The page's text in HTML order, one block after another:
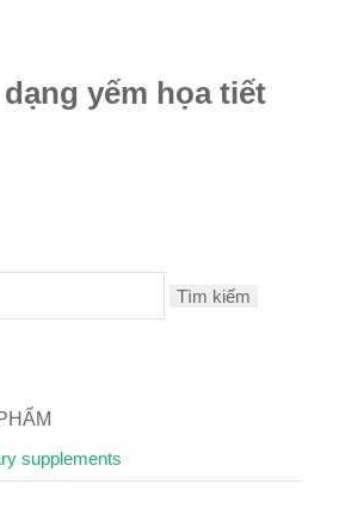
yếm họa tiết
Tìm kiếm
supplements